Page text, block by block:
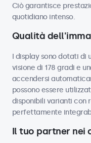
Ciò garantisce
quotidiano intenso.
Qualità
I display sono dotati di
visione di 178 gradi e
accendersi
possono essere
disponibili varianti con
perfettamente
Il tuo partner nei